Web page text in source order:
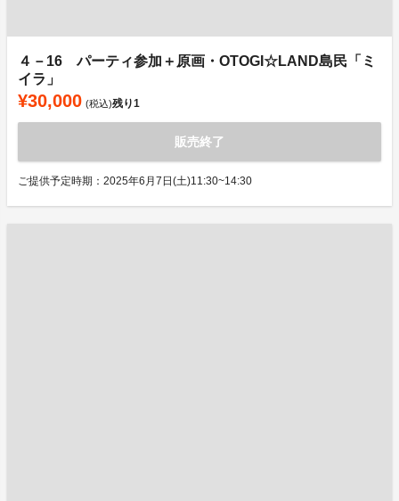
４－16 パーティ参加＋原画・OTOGI☆LAND島民「ミ
イラ」
¥30,000 (税込)残り1
販売終了
ご提供予定時期：2025年6月7日(土)11:30~14:30